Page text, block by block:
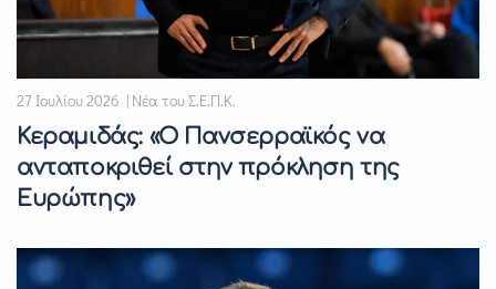
27 Ιουλίου 2026 | Νέα του Σ.Ε.Π.Κ.
Κεραμιδάς: «Ο Πανσερραϊκός να
ανταποκριθεί στην πρόκληση της
Ευρώπης»